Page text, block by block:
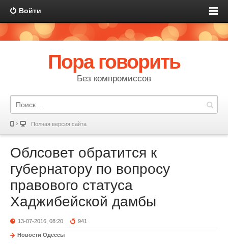
Войти
Пора говорить
Без компромиссов
Полная версия сайта
Облсовет обратится к
губернатору по вопросу
правового статуса
Хаджибейской дамбы
13-07-2016, 08:20 941
Новости Одессы